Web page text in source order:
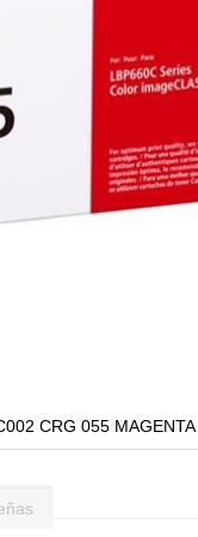
CRG 055 MAGENTA